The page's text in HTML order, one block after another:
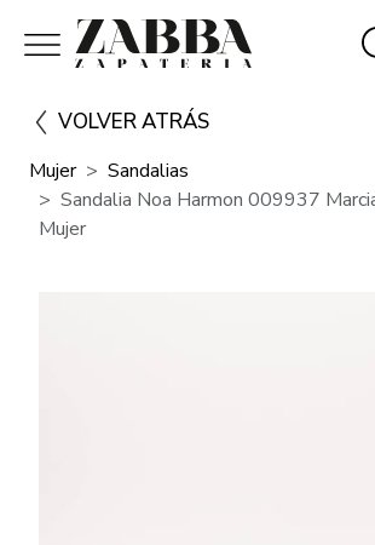
VOLVER ATRÁS
Mujer
Sandalias
Sandalia Noa Harmon 009937
Mujer